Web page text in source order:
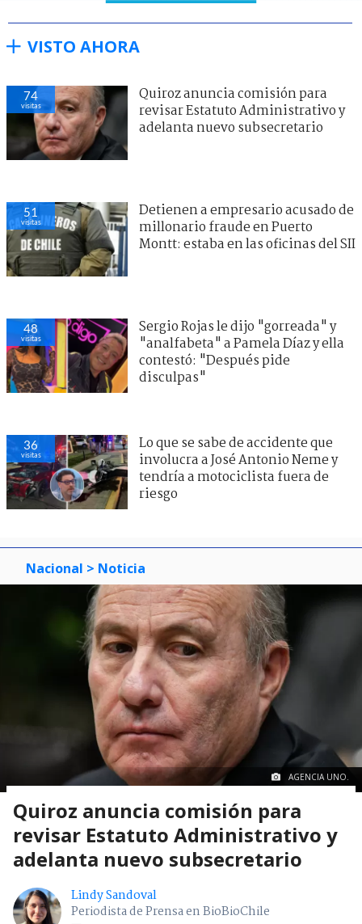
VISTO AHORA
74
visitas
Quiroz anuncia comisión para
revisar Estatuto Administrativo y
adelanta nuevo subsecretario
51
visitas
Detienen a empresario acusado de
millonario fraude en Puerto
Montt: estaba en las oficinas del SII
48
visitas
Sergio Rojas le dijo "gorreada" y
"analfabeta" a Pamela Díaz y ella
contestó: "Después pide
disculpas"
36
visitas
Lo que se sabe de accidente que
involucra a José Antonio Neme y
tendría a motociclista fuera de
riesgo
Nacional > Noticia
AGENCIA UNO.
Quiroz anuncia comisión para
revisar Estatuto Administrativo y
adelanta nuevo subsecretario
Lindy Sandoval
Periodista de Prensa en BioBioChile